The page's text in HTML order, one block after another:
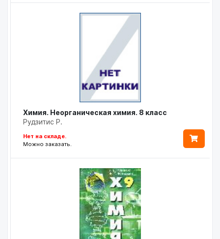
Химия. Неорганическая химия. 8 класс
Рудзитис Р.
Нет на складе.
Можно заказать.